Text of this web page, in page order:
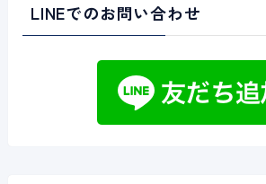
LINEでのお問い合わせ